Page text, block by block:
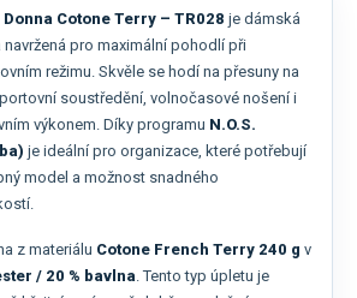
Donna Cotone Terry – TR028 je dámská
pro maximální pohodlí při
režimu. Skvěle se hodí na přesuny na
soustředění, volnočasové nošení i
výkonem. Díky programu N.O.S.
je ideální pro organizace, které potřebují
model a možnost snadného
z materiálu Cotone French Terry 240 g v
/ 20 % bavlna. Tento typ úpletu je